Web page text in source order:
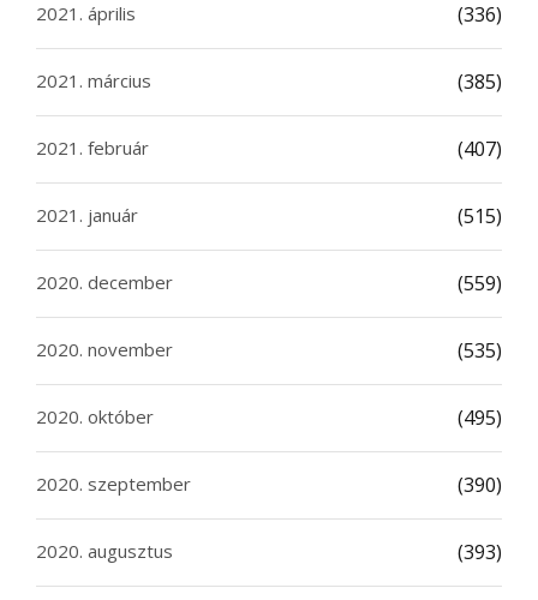
2021. április (336)
2021. március (385)
2021. február (407)
2021. január (515)
2020. december (559)
2020. november (535)
2020. október (495)
2020. szeptember (390)
2020. augusztus (393)